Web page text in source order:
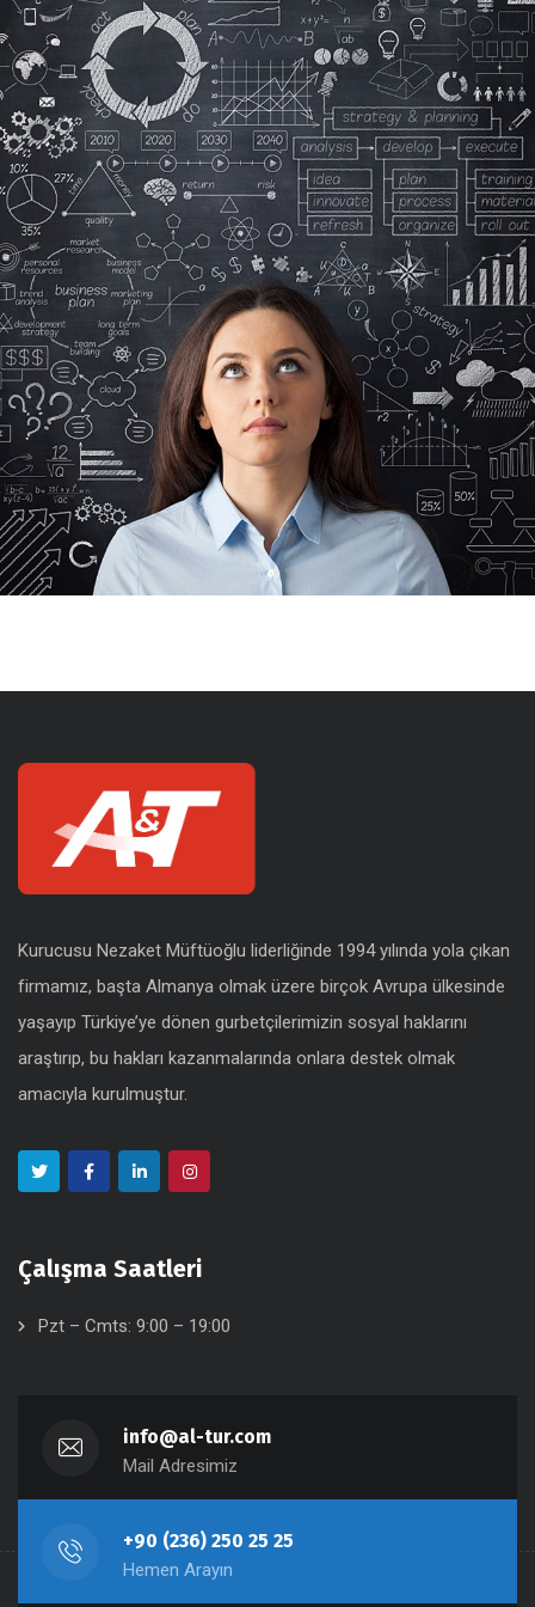
Taşınma Çalışma ve Barınma
Tur
Kurucusu Nezaket Müftüoğlu liderliğinde 1994 yılında yola çıkan
firmamız, başta Almanya olmak üzere birçok Avrupa ülkesinde
yaşayıp Türkiye’ye dönen gurbetçilerimizin sosyal haklarını
araştırıp, bu hakları kazanmalarında onlara destek olmak
amacıyla kurulmuştur.
Çalışma Saatleri
Pzt – Cmts: 9:00 – 19:00
info@al-tur.com
Mail Adresimiz
+90 (236) 250 25 25
Hemen Arayın